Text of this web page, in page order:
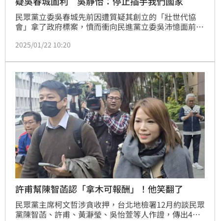
民眾黨立委吳春城先前因遭質疑其創立的「壯世代協
會」拿了政府標案，憤而衝向民進黨立委吳沛憶面前拍
「壯世代的偉大藍圖」，是公益還是私利？更質疑「壯
吳有所關聯，難道沒有圖利之嫌？直言「讓柯文哲木可
公關停業了，更應該讓吳春城的壯世代停止插手國
家」。
2025/01/22 10:20
許甫幫陳智菡認「拿木可報酬」！他笑翻了
民眾黨主席柯文哲涉貪收押，台北地檢署12月約談民眾
黨陳智菡、許甫、黃瀞瑩、吳怡萱等人作證，傳出4人